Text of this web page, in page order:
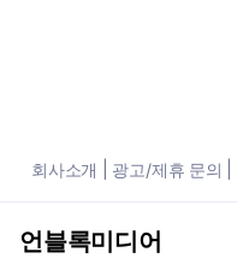
회사소개 광고/제휴 문의
언블록미디어